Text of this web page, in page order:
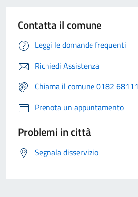
Contatta il comune
Leggi le domande frequenti
Richiedi Assistenza
Chiama il comune 0182 68111
Prenota un appuntamento
Problemi in città
Segnala disservizio